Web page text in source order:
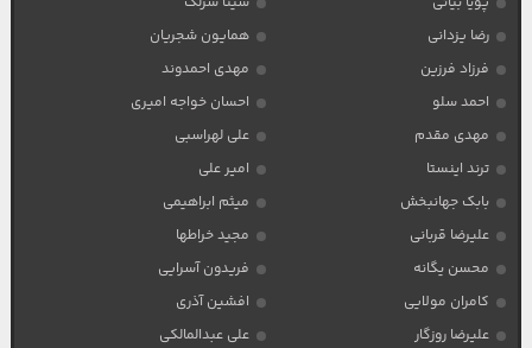
رضا یزدانی
همایون شجریان
فرزاد فرزین
مهدی احمدوند
احمد سلو
احسان خواجه امیری
مهدی مقدم
علی لهراسبی
ترند اینستا
امیر علی
بابک جهانبخش
میثم ابراهیمی
علیرضا قربانی
مجید خراطها
محسن یگانه
فریدون آسرایی
کامران مولایی
افشین آذری
علیرضا روزگار
علی عبدالمالکی